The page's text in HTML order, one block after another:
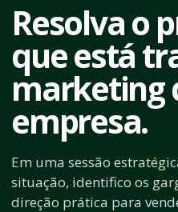
Resolva o
que está
marketing
empresa.
Em uma sessão
situação, identifico os
direção prática para